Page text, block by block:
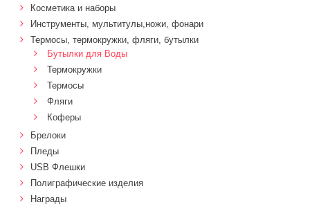
Косметика и наборы
Инструменты, мультитулы,ножи, фонари
Термосы, термокружки, фляги, бутылки
Бутылки для Воды
Термокружки
Термосы
Фляги
Коферы
Брелоки
Пледы
USB Флешки
Полиграфические изделия
Награды